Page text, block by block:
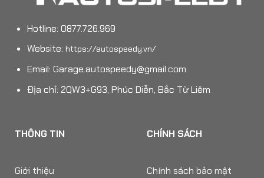
Hotline: 0877.726.969
Website: https://autospeedy.vn/
Email: Garage.autospeedy@gmail.com
Địa chỉ: 2QW3+G93, Phúc Diễn, Bắc Từ Liêm
THÔNG TIN
Giới thiệu
CHÍNH SÁCH
Chính sách bảo mật